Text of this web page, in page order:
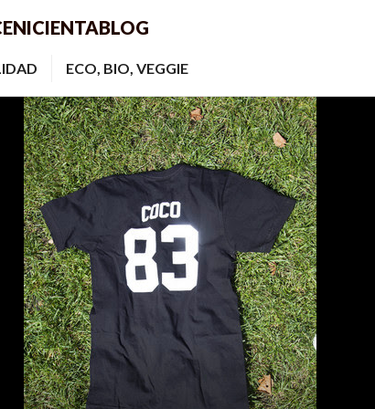
ECO, BIO, VEGGIE